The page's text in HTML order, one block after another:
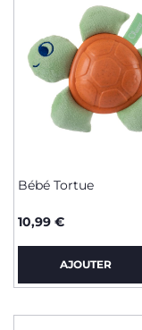
Bébé Tortue
10,99 €
AJOUTER